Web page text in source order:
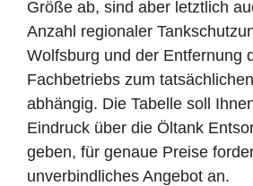
Größe ab, sind aber letztlich
Anzahl regionaler
Wolfsburg und der Entfernung
Fachbetriebs zum
abhängig. Die Tabelle soll
Eindruck über die Öltank
geben, für genaue Preise
unverbindliches Angebot an.